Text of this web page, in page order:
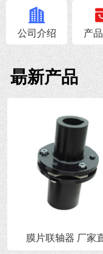
联轴器载
公司介绍 产
朂新产品
膜片联轴器 厂家